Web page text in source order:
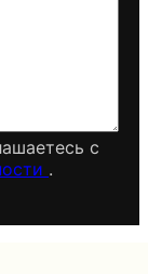
c
.